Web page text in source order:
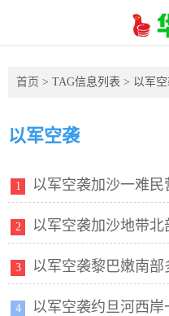
首页 > TAG信息列表 > 以军
以军空袭
1 以军空袭加沙一难
察部门负责人被传身亡
2 以军空袭加沙地带
亡
3 以军空袭黎巴嫩南
4 以军空袭约旦河西